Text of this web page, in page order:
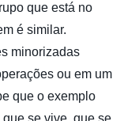
que está no
é similar.
minorizadas
ou em um
que o exemplo
se vive, que se